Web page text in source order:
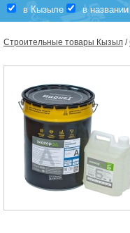
в Кызыле в названии
Строительные товары Кызыл /